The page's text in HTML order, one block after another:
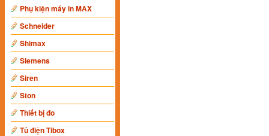
Phụ kiện máy in MAX
Schneider
Shimax
Siemens
Siren
Ston
Thiết bị đo
Tủ điện Tibox